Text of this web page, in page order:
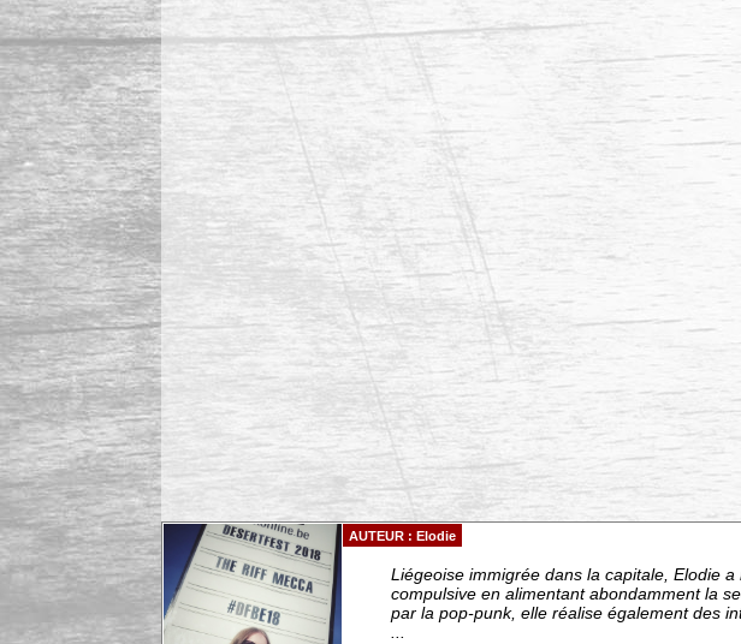
AUTEUR : Elodie
Liégeoise immigrée dans la capitale, Elodie
compulsive en alimentant abondamment la
par la pop-punk, elle réalise également des
...